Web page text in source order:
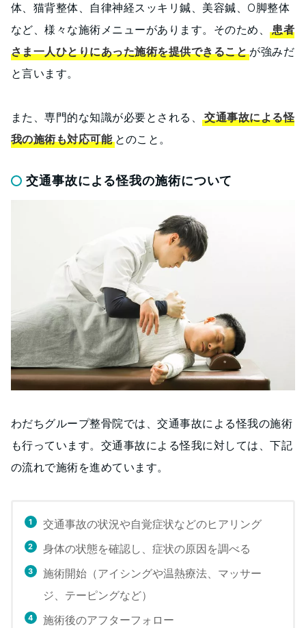
体、猫背整体、自律神経スッキリ鍼、美容鍼、O脚整体
など、様々な施術メニューがあります。そのため、患者
さま一人ひとりにあった施術を提供できることが強みだ
と言います。
また、専門的な知識が必要とされる、交通事故による怪
我の施術も対応可能とのこと。
交通事故による怪我の施術について
わだちグループ整骨院では、交通事故による怪我の施術
も行っています。交通事故による怪我に対しては、下記
の流れで施術を進めています。
交通事故の状況や自覚症状などのヒアリング
身体の状態を確認し、症状の原因を調べる
施術開始（アイシングや温熱療法、マッサー
ジ、テーピングなど）
施術後のアフターフォロー